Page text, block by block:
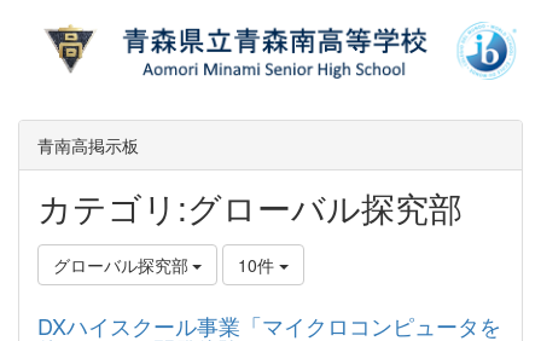
青南高掲示板
カテゴリ:グローバル探究部
グローバル探究部 10件
DXハイスクール事業「マイクロコンピュータを